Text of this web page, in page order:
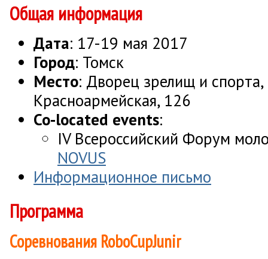
Общая информация
Дата: 17-19 мая 2017
Город: Томск
Место: Дворец зрелищ и спорта,
Красноармейская, 126
Co-located events:
IV Всероссийский Форум
NOVUS
Информационное письмо
Программа
Соревнования RoboCupJunir